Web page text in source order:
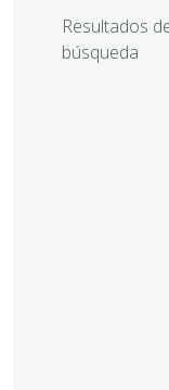
Resultados
búsqueda